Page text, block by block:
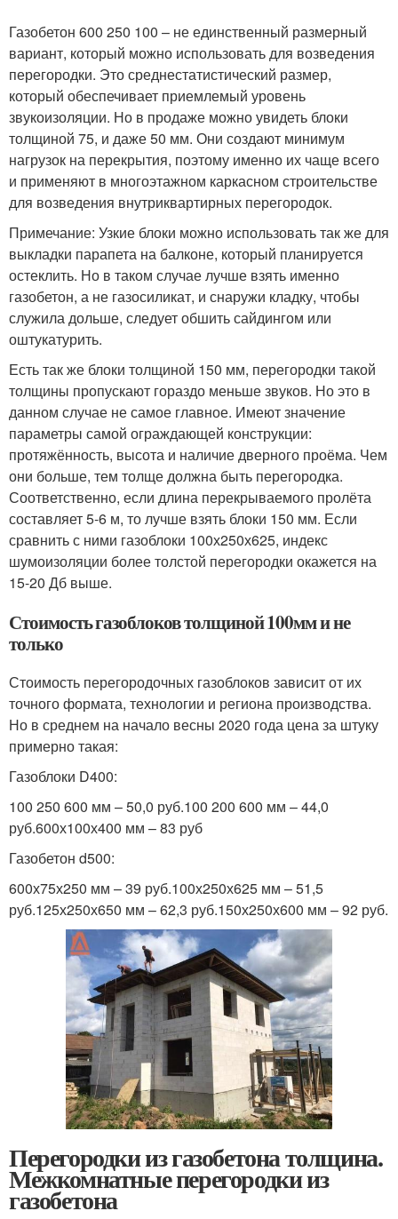
Газобетон 600 250 100 – не единственный размерный
вариант, который можно использовать для возведения
перегородки. Это среднестатистический размер,
который обеспечивает приемлемый уровень
звукоизоляции. Но в продаже можно увидеть блоки
толщиной 75, и даже 50 мм. Они создают минимум
нагрузок на перекрытия, поэтому именно их чаще всего
и применяют в многоэтажном каркасном строительстве
для возведения внутриквартирных перегородок.
Примечание: Узкие блоки можно использовать так же для
выкладки парапета на балконе, который планируется
остеклить. Но в таком случае лучше взять именно
газобетон, а не газосиликат, и снаружи кладку, чтобы
служила дольше, следует обшить сайдингом или
оштукатурить.
Есть так же блоки толщиной 150 мм, перегородки такой
толщины пропускают гораздо меньше звуков. Но это в
данном случае не самое главное. Имеют значение
параметры самой ограждающей конструкции:
протяжённость, высота и наличие дверного проёма. Чем
они больше, тем толще должна быть перегородка.
Соответственно, если длина перекрываемого пролёта
составляет 5-6 м, то лучше взять блоки 150 мм. Если
сравнить с ними газоблоки 100х250х625, индекс
шумоизоляции более толстой перегородки окажется на
15-20 Дб выше.
Стоимость газоблоков толщиной 100мм и не
только
Стоимость перегородочных газоблоков зависит от их
точного формата, технологии и региона производства.
Но в среднем на начало весны 2020 года цена за штуку
примерно такая:
Газоблоки D400:
100 250 600 мм – 50,0 руб.100 200 600 мм – 44,0
руб.600х100х400 мм – 83 руб
Газобетон d500:
600х75х250 мм – 39 руб.100х250х625 мм – 51,5
руб.125х250х650 мм – 62,3 руб.150х250х600 мм – 92 руб.
Перегородки из газобетона толщина.
Межкомнатные перегородки из
газобетона